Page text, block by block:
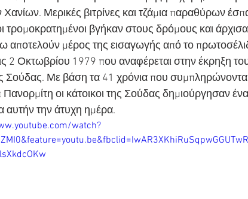
Μερικές βιτρίνες και τζάμια παραθύρων
τρομοκρατημένοι βγήκαν στους δρόμους και
αποτελούν μέρος της εισαγωγής από το
2 Οκτωβρίου 1979 που αναφέρεται στην έκρηξη
Σούδας. Με βάση τα 41 χρόνια που
Πανορμίτη οι κάτοικοι της Σούδας δημιούργησαν
αυτήν την άτυχη ημέρα.
watch?